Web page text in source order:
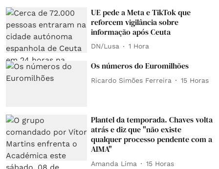
UE pede a Meta e TikTok que
reforcem vigilância sobre
informação após Ceuta
DN/Lusa 1 Hora
Os números do Euromilhões
Ricardo Simões Ferreira 15 Horas
Plantel da temporada. Chaves volta
atrás e diz que "não existe
qualquer processo pendente com a
AIMA"
Amanda Lima 15 Horas